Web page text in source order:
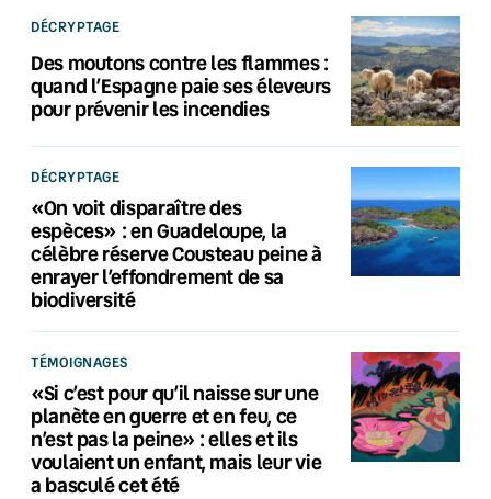
DÉCRYPTAGE
Des moutons contre les flammes :
quand l’Espagne paie ses éleveurs
pour prévenir les incendies
DÉCRYPTAGE
«On voit disparaître des
espèces» : en Guadeloupe, la
célèbre réserve Cousteau peine à
enrayer l’effondrement de sa
biodiversité
TÉMOIGNAGES
«Si c’est pour qu’il naisse sur une
planète en guerre et en feu, ce
n’est pas la peine» : elles et ils
voulaient un enfant, mais leur vie
a basculé cet été